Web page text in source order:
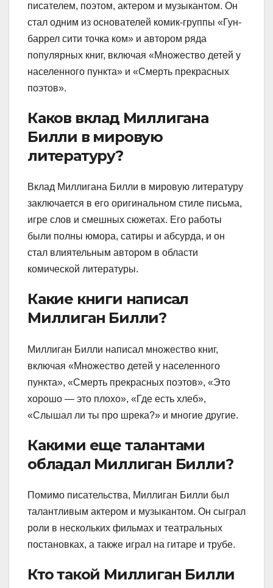
писателем, поэтом, актером и музыкантом. Он
стал одним из основателей комик-группы «Гун-
баррел сити точка ком» и автором ряда
популярных книг, включая «Множество детей у
населенного пункта» и «Смерть прекрасных
поэтов».
Каков вклад Миллигана
Билли в мировую
литературу?
Вклад Миллигана Билли в мировую литературу
заключается в его оригинальном стиле письма,
игре слов и смешных сюжетах. Его работы
были полны юмора, сатиры и абсурда, и он
стал влиятельным автором в области
комической литературы.
Какие книги написал
Миллиган Билли?
Миллиган Билли написал множество книг,
включая «Множество детей у населенного
пункта», «Смерть прекрасных поэтов», «Это
хорошо — это плохо», «Где есть хлеб»,
«Слышал ли ты про шрека?» и многие другие.
Какими еще талантами
обладал Миллиган Билли?
Помимо писательства, Миллиган Билли был
талантливым актером и музыкантом. Он сыграл
роли в нескольких фильмах и театральных
постановках, а также играл на гитаре и трубе.
Кто такой Миллиган Билли